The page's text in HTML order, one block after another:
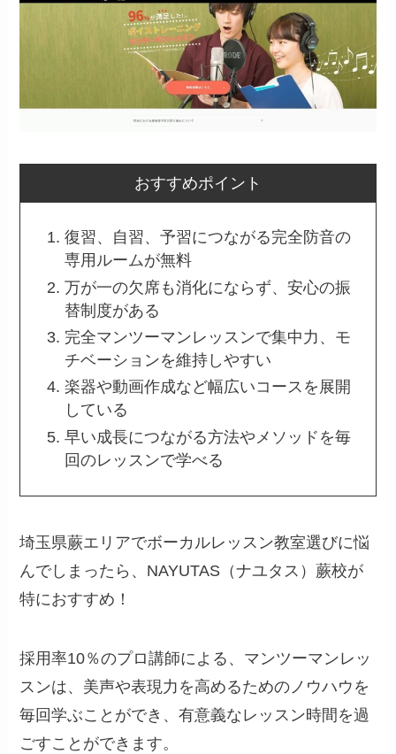
おすすめポイント
復習、自習、予習につながる完全防音の
専用ルームが無料
万が一の欠席も消化にならず、安心の振
替制度がある
完全マンツーマンレッスンで集中力、モ
チベーションを維持しやすい
楽器や動画作成など幅広いコースを展開
している
早い成長につながる方法やメソッドを毎
回のレッスンで学べる
埼玉県蕨エリアでボーカルレッスン教室選びに悩
んでしまったら、NAYUTAS（ナユタス）蕨校が
特におすすめ！
採用率10％のプロ講師による、マンツーマンレッ
スンは、美声や表現力を高めるためのノウハウを
毎回学ぶことができ、有意義なレッスン時間を過
ごすことができます。